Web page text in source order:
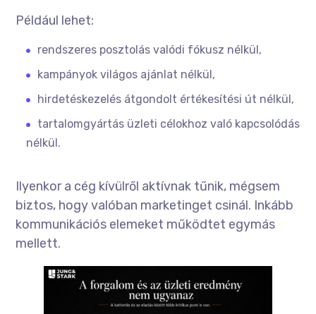
Például lehet:
rendszeres posztolás valódi fókusz nélkül,
kampányok világos ajánlat nélkül,
hirdetéskezelés átgondolt értékesítési út nélkül,
tartalomgyártás üzleti célokhoz való kapcsolódás
nélkül.
Ilyenkor a cég kívülről aktívnak tűnik, mégsem
biztos, hogy valóban marketinget csinál. Inkább
kommunikációs elemeket működtet egymás
mellett.